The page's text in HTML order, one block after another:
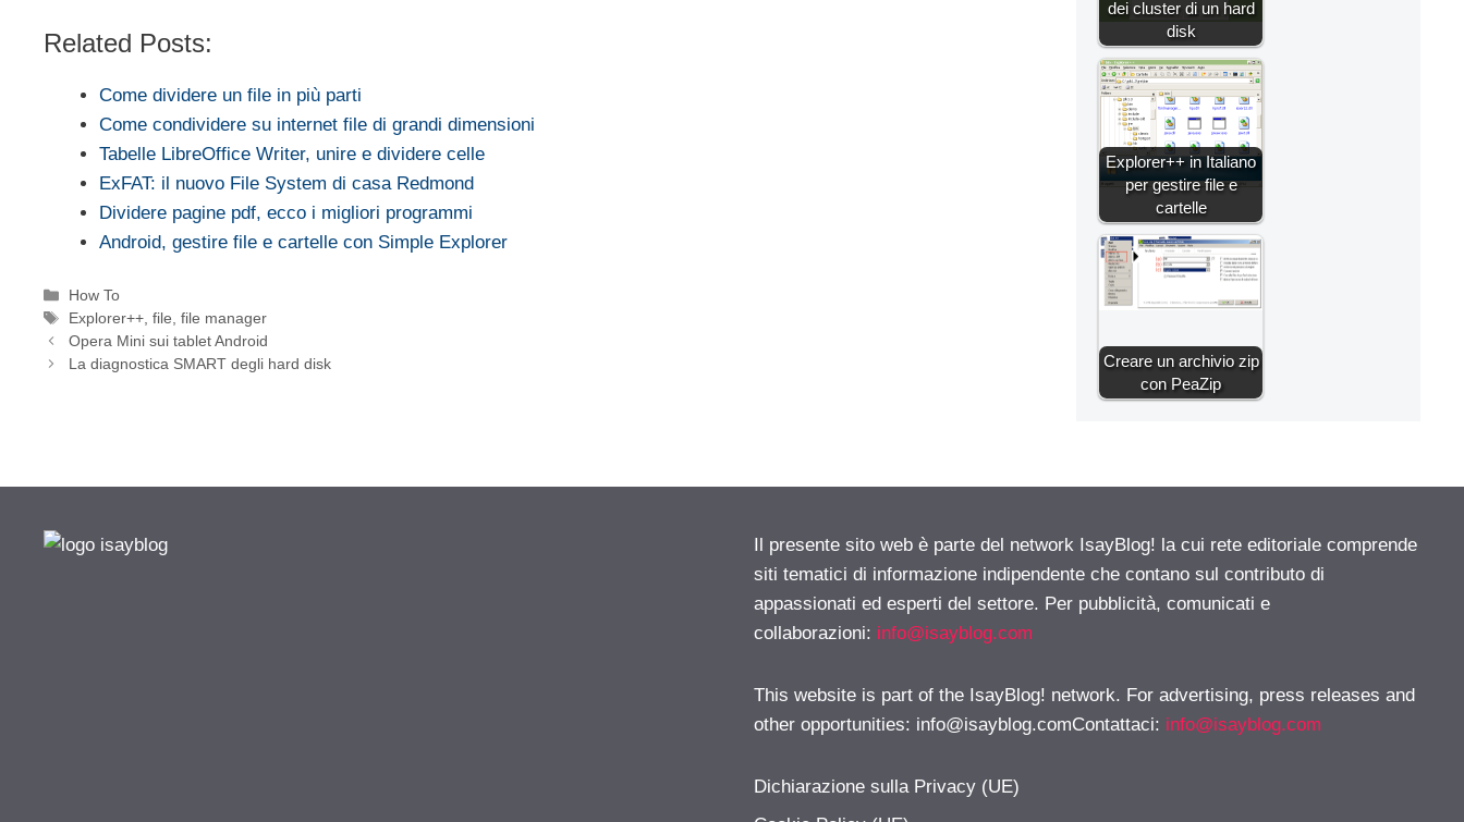
Related Posts:
Come dividere un file in più parti
Come condividere su internet file di grandi dimensioni
Tabelle LibreOffice Writer, unire e dividere celle
ExFAT: il nuovo File System di casa Redmond
Dividere pagine pdf, ecco i migliori programmi
Android, gestire file e cartelle con Simple Explorer
Categorie
How To
Tag
Explorer++,file,file manager
Opera Mini sui tablet Android
La diagnostica SMART degli hard disk
dei cluster di un hard
disk
Explorer++ in Italiano
per gestire file e
cartelle
Creare un archivio zip
con PeaZip
Il presente sito web è parte del network IsayBlog! la cui rete editoriale comprende
siti tematici di informazione indipendente che contano sul contributo di
appassionati ed esperti del settore. Per pubblicità, comunicati e
collaborazioni: info@isayblog.com
This website is part of the IsayBlog! network. For advertising, press releases and
other opportunities: info@isayblog.comContattaci: info@isayblog.com
Dichiarazione sulla Privacy (UE)